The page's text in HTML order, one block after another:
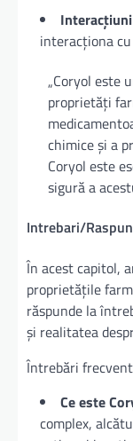
interacționa
„Coryol este
proprietăți
chimice și a
Coryol este
sigură a
Intrebari/
În acest capitol,
proprietățile
răspunde la
și realitatea
Întrebări
Ce este
complex,